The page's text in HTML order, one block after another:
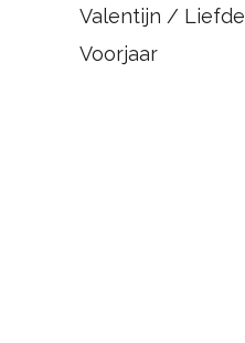
Valentijn / Liefde
Voorjaar